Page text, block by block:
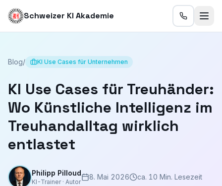
Schweizer KI Akademie
Blog/ KI Use Cases für Unternehmen
KI Use Cases für Treuhänder:
Wo Künstliche Intelligenz im
Treuhandalltag wirklich
entlastet
Philipp Pilloud
KI-Trainer · Autor
8. Mai 2026 ca. 10 Min. Lesezeit